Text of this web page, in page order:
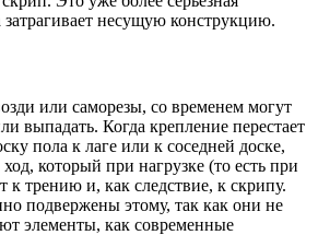
затрагивает несущую конструкцию.
или саморезы, со временем могут
выпадать. Когда крепление перестает
пола к лаге или к соседней доске,
который при нагрузке (то есть при
трению и, как следствие, к скрипу.
подвержены этому, так как они не
элементы, как современные